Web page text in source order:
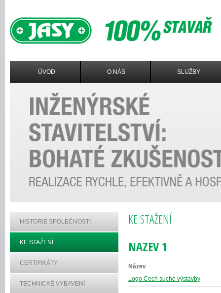
ÚVOD O NÁS SLUŽBY
HISTORIE SPOLEČNOSTI
KE STAŽENÍ
CERTIFIKÁTY
TECHNICKÉ VYBAVENÍ
KE STAŽENÍ
NAZEV 1
Název
Logo Cech suché výstavby